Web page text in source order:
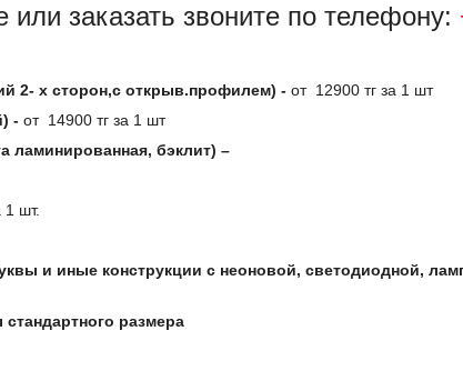
или заказать звоните по телефону:
2- х сторон,с открыв.профилем) - от 12900 тг за 1 шт
- от 14900 тг за 1 шт
ламинированная, бэклит) –
1 шт.
и иные конструкции с неоновой, светодиодной,
размера